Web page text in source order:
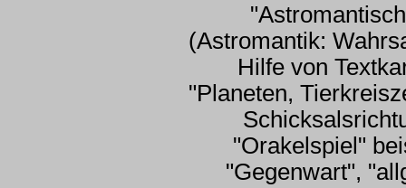
(Astromantik:
Hilfe von
"Planeten,
"Orakelspiel"
"Gegenwart",